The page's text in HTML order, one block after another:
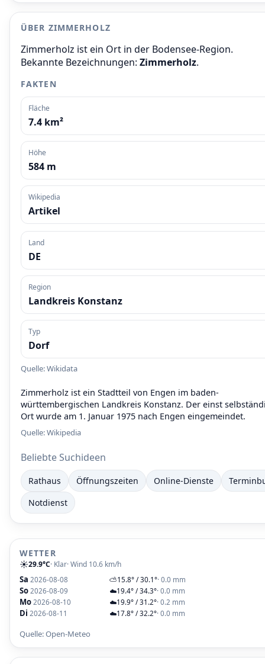
ÜBER ZIMMERHOLZ
Zimmerholz ist ein Ort in der Bodensee-Region.
Bekannte Bezeichnungen: Zimmerholz.
FAKTEN
Fläche
7.4 km²
Höhe
584 m
Wikipedia
Artikel
Land
DE
Region
Landkreis Konstanz
Typ
Dorf
Quelle: Wikidata
Zimmerholz ist ein Stadtteil von Engen im baden-
württembergischen Landkreis Konstanz. Der einst
Ort wurde am 1. Januar 1975 nach Engen eingemeindet.
Quelle:Wikipedia
Beliebte Suchideen
Rathaus Öffnungszeiten Online-Dienste
Notdienst
WETTER
☀️29.9°C· Klar· Wind 10.6 km/h
Sa 2026-08-08 ⛅15.8° / 30.1°· 0.0 mm
So 2026-08-09 ☁️19.4° / 34.3°· 0.0 mm
Mo 2026-08-10 ☁️19.9° / 31.2°· 0.2 mm
Di 2026-08-11 ☁️17.8° / 32.2°· 0.0 mm
Quelle: Open-Meteo